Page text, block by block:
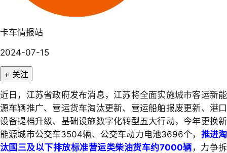
卡车情报站
2024-07-15
+ 关注
近日，江苏省政府发布消息，江苏将全面实施城市客运新能
源车辆推广、营运货车淘汰更新、营运船舶报废更新、港口
设备提档升级、基础设施数字化转型五大行动，今年更换新
能源城市公交车3504辆、公交车动力电池3696个， 推进淘
汰国三及以下排放标准营运类柴油货车约7000辆 ，力争拆